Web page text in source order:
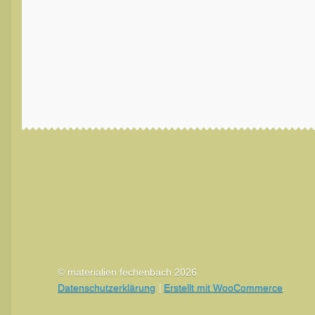
© materialien fechenbach 2026
Datenschutzerklärung
Erstellt mit WooCommerce